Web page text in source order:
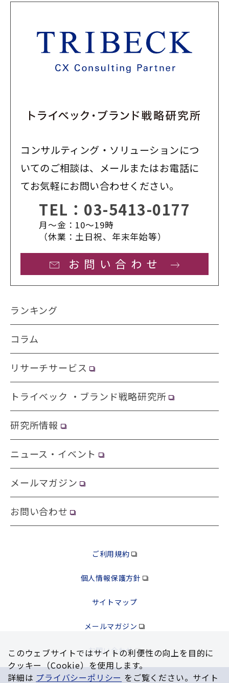
コンサルティング・ソリューションにつ
いてのご相談は、メールまたはお電話に
てお気軽にお問い合わせください。
TEL： 03-5413-0177
月〜金：10〜19時
（休業：土日祝、年末年始等）
お問い合わせ
ランキング
コラム
リサーチサービス
トライベック ・ブランド戦略研究所
研究所情報
ニュース・イベント
メールマガジン
お問い合わせ
ご利用規約
個人情報保護方針
サイトマップ
メールマガジン
お問い合わせ
このウェブサイトではサイトの利便性の向上を⽬的に
クッキー（Cookie）を使⽤します。
詳細は プライバシーポリシー をご覧ください。サイト